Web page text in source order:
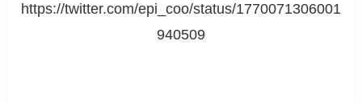
https://twitter.com/epi_coo/status/1770071306001
940509